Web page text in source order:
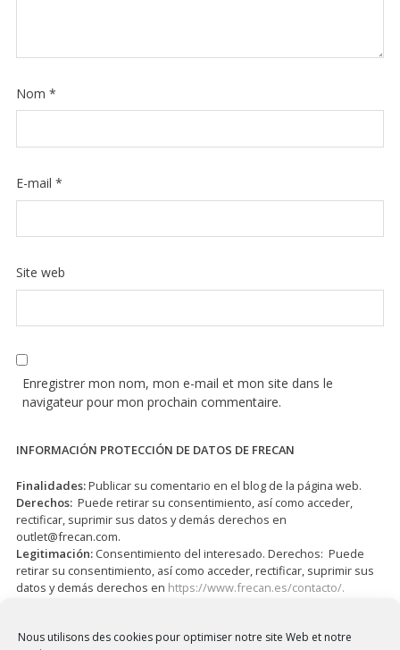
Nous utilisons des cookies pour optimiser notre site Web et notre
Nom *
E-mail *
Site web
Enregistrer mon nom, mon e-mail et mon site dans le
navigateur pour mon prochain commentaire.
INFORMACIÓN PROTECCIÓN DE DATOS DE FRECAN
Finalidades:Publicar su comentario en el blog de la página web.
Derechos: Puede retirar su consentimiento, así como acceder,
rectificar, suprimir sus datos y demás derechos en
outlet@frecan.com.
Legitimación: Consentimiento del interesado. Derechos: Puede
retirar su consentimiento, así como acceder, rectificar, suprimir sus
datos y demás derechos en https://www.frecan.es/contacto/.